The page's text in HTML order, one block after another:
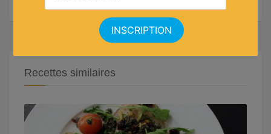
Recettes similaires